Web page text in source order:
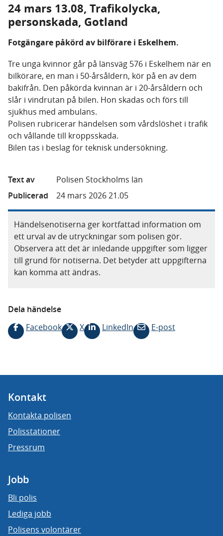
24 mars 13.08, Trafikolycka,
personskada, Gotland
Fotgängare påkörd av bilförare i Eskelhem.
Tre unga kvinnor går på länsväg 576 i Eskelhem när en
bilkörare, en man i 50-årsåldern, kör på en av dem
bakifrån. Den påkörda kvinnan är i 20-årsåldern och
slår i vindrutan på bilen. Hon skadas och förs till
sjukhus med ambulans.
Polisen rubricerar händelsen som vårdslöshet i trafik
och vållande till kroppsskada.
Bilen tas i beslag för teknisk undersökning.
Text av
Polisen Stockholms län
Publicerad
24 mars 2026 21.05
Händelsenotiserna ger kortfattad information om
ett urval av de utryckningar som polisen gör.
Observera att det är inledande uppgifter som ligger
till grund för notiserna. Det betyder att uppgifterna
kan komma att ändras.
Dela händelse
Facebook
X LinkedIn E-post
Kontakt
Kontakta polisen
Polisstationer
Pressrum
Jobb
Bli polis
Lediga jobb
Polisens volontärer